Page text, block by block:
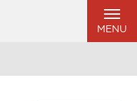
MENU